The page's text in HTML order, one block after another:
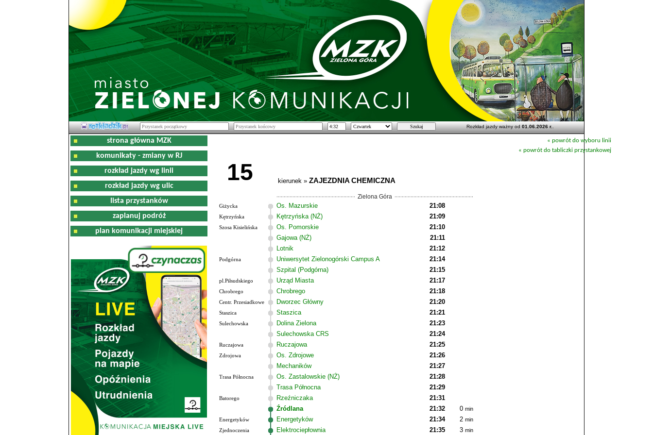
Rozkład jazdy ważny od01.06.2026 r..
strona główna MZK
komunikaty - zmiany w RJ
rozkład jazdy wg linii
rozkład jazdy wg ulic
lista przystanków
zaplanuj podróż
plan komunikacji miejskiej
« powrót do wyboru linii
« powrót do tabliczki przystankowej
15 kierunek » ZAJEZDNIA CHEMICZNA
Zielona Góra
Giżycka Os. Mazurskie 21:08
Kętrzyńska Kętrzyńska (NŻ) 21:09
Szosa Kisielińska Os. Pomorskie
21:10
Gajowa (NŻ)
21:11
Lotnik
21:12
Podgórna Uniwersytet Zielonogórski Campus A
21:14
Szpital (Podgórna)
21:15
pl.Piłsudskiego Urząd Miasta 21:17
Chrobrego Chrobrego 21:18
Centr. Przesiadkowe Dworzec Główny 21:20
Staszica Staszica 21:21
Sulechowska Dolina Zielona
21:23
Sulechowska CRS
21:24
Ruczajowa Ruczajowa 21:25
Zdrojowa Os. Zdrojowe
21:26
Mechaników
21:27
Trasa Północna Os. Zastalowskie (NŻ)
21:28
Trasa Północna
21:29
Batorego Rzeźniczaka
21:31
Źródlana
21:32 0 min
Energetyków
Energetyków 21:34 2 min
Zjednoczenia
Elektrociepłownia 21:35 3 min